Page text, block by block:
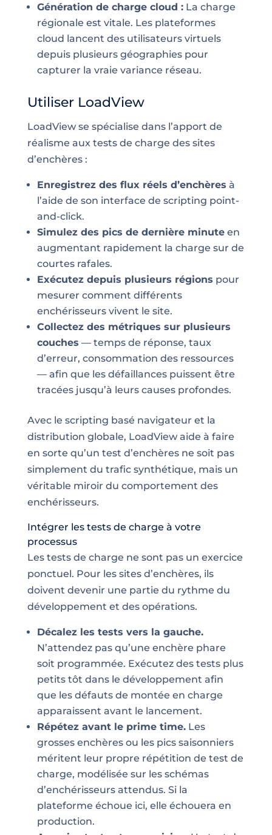
Génération de charge cloud :La charge
régionale est vitale. Les plateformes
cloud lancent des utilisateurs virtuels
depuis plusieurs géographies pour
capturer la vraie variance réseau.
Utiliser LoadView
LoadView se spécialise dans l’apport de
réalisme aux tests de charge des sites
d’enchères :
Enregistrez des flux réels d’enchères à
l’aide de son interface de scripting point-
and-click.
Simulez des pics de dernière minuteen
augmentant rapidement la charge sur de
courtes rafales.
Exécutez depuis plusieurs régions pour
mesurer comment différents
enchérisseurs vivent le site.
Collectez des métriques sur plusieurs
couches — temps de réponse, taux
d’erreur, consommation des ressources
— afin que les défaillances puissent être
tracées jusqu’à leurs causes profondes.
Avec le scripting basé navigateur et la
distribution globale, LoadView aide à faire
en sorte qu’un test d’enchères ne soit pas
simplement du trafic synthétique, mais un
véritable miroir du comportement des
enchérisseurs.
Intégrer les tests de charge à votre
processus
Les tests de charge ne sont pas un exercice
ponctuel. Pour les sites d’enchères, ils
doivent devenir une partie du rythme du
développement et des opérations.
Décalez les tests vers la gauche.
N’attendez pas qu’une enchère phare
soit programmée. Exécutez des tests plus
petits tôt dans le développement afin
que les défauts de montée en charge
apparaissent avant le lancement.
Répétez avant le prime time.Les
grosses enchères ou les pics saisonniers
méritent leur propre répétition de test de
charge, modélisée sur les schémas
d’enchérisseurs attendus. Si la
plateforme échoue ici, elle échouera en
production.